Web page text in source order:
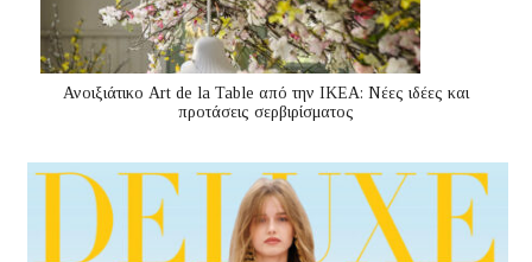
Ανοιξιάτικο Art de la Table από την ΙΚΕΑ: Νέες ιδέες και
προτάσεις σερβιρίσματος